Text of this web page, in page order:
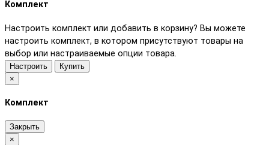
Комплект
Настроить комплект или добавить в корзину? Вы можете
настроить комплект, в котором присутствуют товары на
выбор или настраиваемые опции товара.
Настроить
Купить
×
Комплект
Закрыть
×